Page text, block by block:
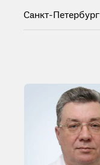
Санкт-Петербург